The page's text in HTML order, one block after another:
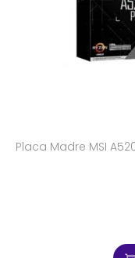
Placa Madre MSI